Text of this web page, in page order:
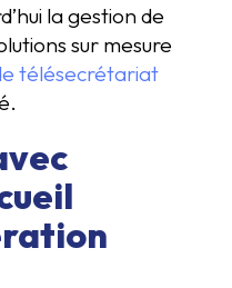
la gestion de
sur mesure
télésecrétariat